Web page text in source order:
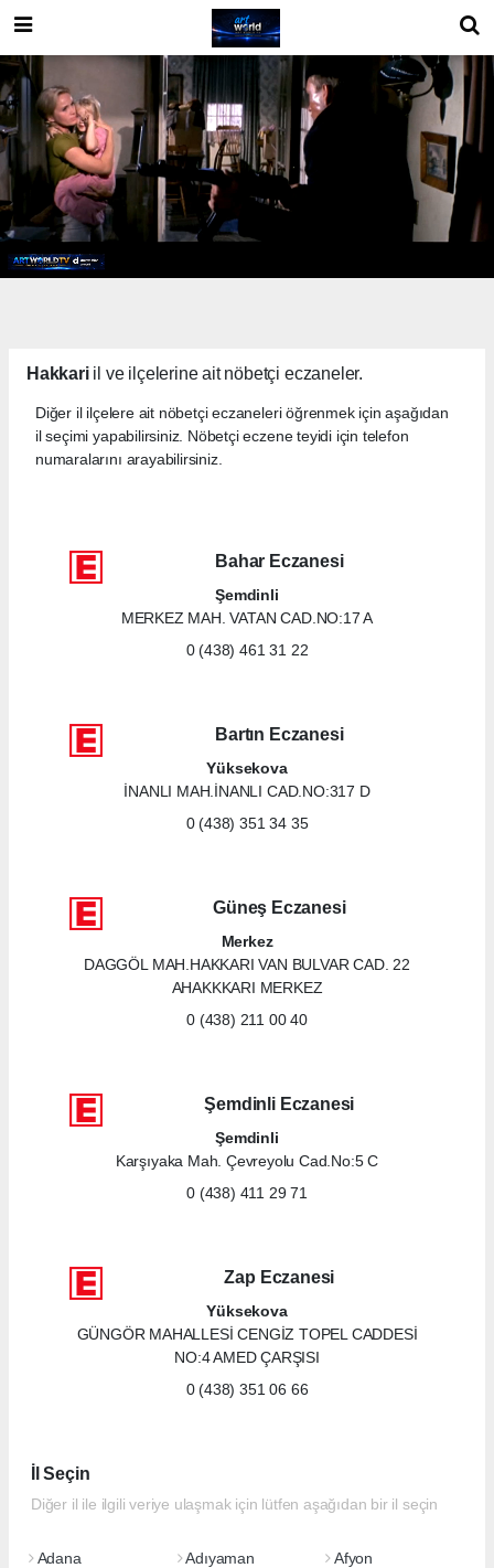
Hakkariil ve ilçelerine ait nöbetçi eczaneler.
Diğer il ilçelere ait nöbetçi eczaneleri öğrenmek için aşağıdan
il seçimi yapabilirsiniz. Nöbetçi eczene teyidi için telefon
numaralarını arayabilirsiniz.
Bahar Eczanesi
Şemdinli
MERKEZ MAH. VATAN CAD.NO:17 A
0 (438) 461 31 22
Bartın Eczanesi
Yüksekova
İNANLI MAH.İNANLI CAD.NO:317 D
0 (438) 351 34 35
Güneş Eczanesi
Merkez
DAGGÖL MAH.HAKKARI VAN BULVAR CAD. 22
AHAKKKARI MERKEZ
0 (438) 211 00 40
Şemdinli Eczanesi
Şemdinli
Karşıyaka Mah. Çevreyolu Cad.No:5 C
0 (438) 411 29 71
Zap Eczanesi
Yüksekova
GÜNGÖR MAHALLESİ CENGİZ TOPEL CADDESİ
NO:4 AMED ÇARŞISI
0 (438) 351 06 66
İl Seçin
Diğer il ile ilgili veriye ulaşmak için lütfen aşağıdan bir il seçin
Adana Adıyaman
Afyon